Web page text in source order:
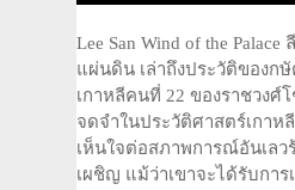
Lee San Wind of the
แผ่นดิน เล่าถึงประวัติของก
เกาหลีคนที่ 22 ของราชวงศ์
จดจำในประวัติศาสตร์เกาห
เห็นใจต่อสภาพการณ์อันเลว
เผชิญ แม้ว่าเขาจะได้รับการ